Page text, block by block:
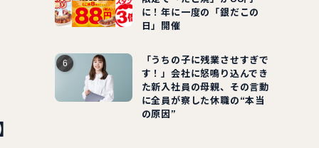
に！年に一度の「銀だこの
日」開催
「うちの子に残業させすぎで
す！」会社に怒鳴り込んでき
た新入社員の母親、その言動
に全員が察した休職の“本当
の原因”